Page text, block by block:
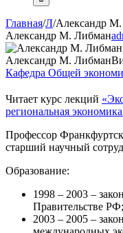
Главная/Л/Александр
Александр М. Либман
Александр М. Либман
Кафедра Общей
Читает курс лекций
региональная
Профессор
старший научный
Образование:
1998 – 2003 –
Правительстве РФ;
2003 – 2005 –